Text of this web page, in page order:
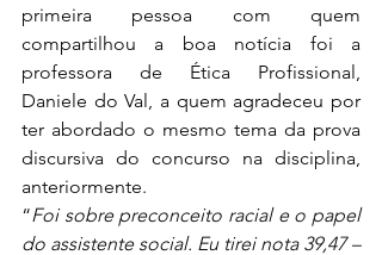
primeira pessoa com quem
compartilhou a boa notícia foi a
professora de Ética Profissional,
Daniele do Val, a quem agradeceu por
ter abordado o mesmo tema da prova
discursiva do concurso na disciplina,
anteriormente.
“Foi sobre preconceito racial e o papel
do assistente social. Eu tirei nota 39,47 –